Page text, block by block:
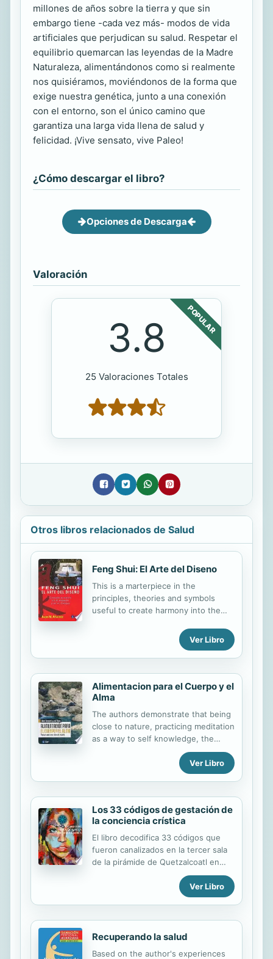
millones de años sobre la tierra y que sin
embargo tiene -cada vez más- modos de vida
artificiales que perjudican su salud. Respetar el
equilibrio quemarcan las leyendas de la Madre
Naturaleza, alimentándonos como si realmente
nos quisiéramos, moviéndonos de la forma que
exige nuestra genética, junto a una conexión
con el entorno, son el único camino que
garantiza una larga vida llena de salud y
felicidad. ¡Vive sensato, vive Paleo!
¿Cómo descargar el libro?
Opciones de Descarga
Valoración
POPULAR
3.8
25 Valoraciones Totales
Otros libros relacionados de Salud
Feng Shui: El Arte del Diseno
This is a marterpiece in the
principles, theories and symbols
useful to create harmony into the
book is the result of years of
intensive research and teaching of
Feng Shui.
Ver Libro
Alimentacion para el Cuerpo y el
Alma
The authors demonstrate that being
close to nature, practicing meditation
as a way to self knowledge, the
contact with nature elements to
prevent illness and a healthy
nutrition, are the necessary tools for
self.
Ver Libro
Los 33 códigos de gestación de
la conciencia crística
El libro decodifica 33 códigos que
fueron canalizados en la tercer sala
de la pirámide de Quetzalcoatl en
Tenochtitlán, en ellos se detalla la
manera en la que el ser puede
evolucionar para alcanzar su estado
Ver Libro
Recuperando la salud
Based on the author's experiences